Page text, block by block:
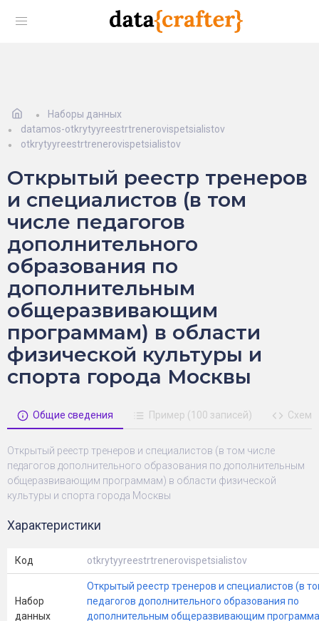
Наборы данных
datamos-otkrytyyreestrtrenerovispetsialistov
otkrytyyreestrtrenerovispetsialistov
Открытый реестр тренеров
и специалистов (в том
числе педагогов
дополнительного
образования по
дополнительным
общеразвивающим
программам) в области
физической культуры и
спорта города Москвы
Общие сведения Пример (100 записей) Схема
Открытый реестр тренеров и специалистов (в том числе
педагогов дополнительного образования по дополнительным
общеразвивающим программам) в области физической
культуры и спорта города Москвы
Характеристики
Код otkrytyyreestrtrenerovispetsialistov
Набор
данных
Открытый реестр тренеров и специалистов (в
педагогов дополнительного образования по
дополнительным общеразвивающим